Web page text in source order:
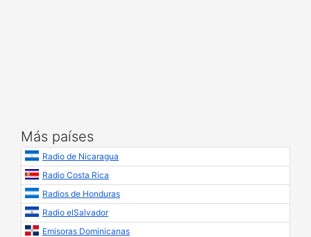
Más países
Radio de Nicaragua
Radio Costa Rica
Radios de Honduras
Radio elSalvador
Emisoras Dominicanas